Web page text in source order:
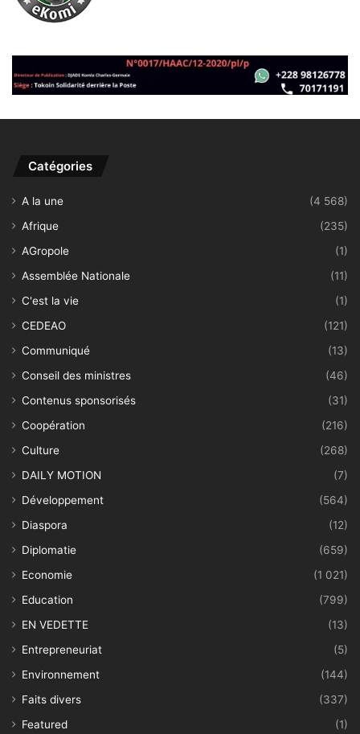
Catégories
A la une
(4 568)
Afrique
(235)
AGropole
(1)
Assemblée Nationale
(11)
C'est la vie
(1)
CEDEAO
(121)
Communiqué
(13)
Conseil des ministres
(46)
Contenus sponsorisés
(31)
Coopération
(216)
Culture
(268)
DAILY MOTION
(7)
Développement
(564)
Diaspora
(12)
Diplomatie
(659)
Economie
(1 021)
Education
(799)
EN VEDETTE
(13)
Entrepreneuriat
(5)
Environnement
(144)
Faits divers
(337)
Featured
(1)